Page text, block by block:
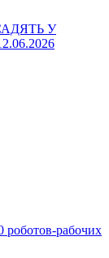
У
роботов-рабочих